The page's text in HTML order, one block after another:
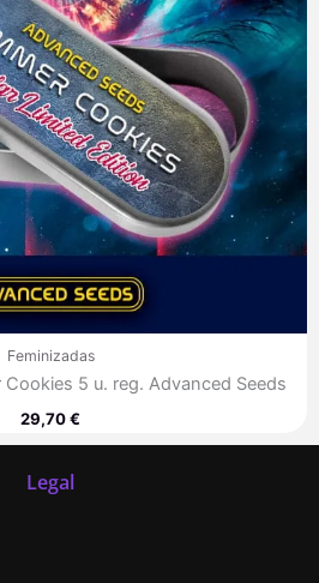
Feminizadas
Cookies 5 u. reg. Advanced Seeds
29,70€
Legal